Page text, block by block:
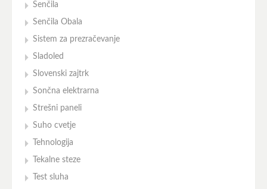
Senčila
Senčila Obala
Sistem za prezračevanje
Sladoled
Slovenski zajtrk
Sončna elektrarna
Strešni paneli
Suho cvetje
Tehnologija
Tekalne steze
Test sluha